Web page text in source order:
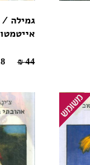
גמילה /
44 ₪
30.8 ₪